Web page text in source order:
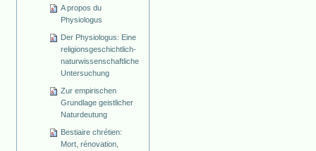
A propos du
Physiologus
Der Physiologus: Eine
religionsgeschichtlich-
naturwissenschaftliche
Untersuchung
Zur empirischen
Grundlage geistlicher
Naturdeutung
Bestiaire chrétien:
Mort, rénovation,